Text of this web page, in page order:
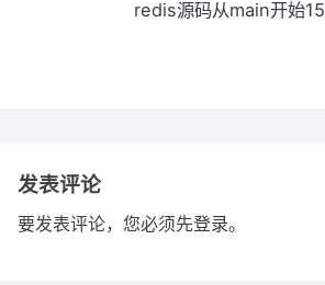
redis源码从main开始15
发表评论
要发表评论，您必须先登录。